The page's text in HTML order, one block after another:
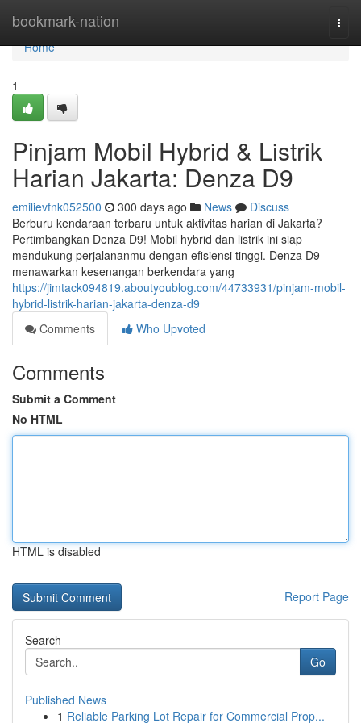
bookmark-nation
Home
Home
1
Pinjam Mobil Hybrid & Listrik
Harian Jakarta: Denza D9
emilievfnk052500 300 days ago News
Discuss
Berburu kendaraan terbaru untuk aktivitas harian di Jakarta?
Pertimbangkan Denza D9! Mobil hybrid dan listrik ini siap
mendukung perjalananmu dengan efisiensi tinggi. Denza D9
menawarkan kesenangan berkendara yang
https://jimtack094819.aboutyoublog.com/44733931/pinjam-mobil-
hybrid-listrik-harian-jakarta-denza-d9
Comments
Who Upvoted
Comments
Submit a Comment
No HTML
HTML is disabled
Report Page
Search
Go
Published News
1 Reliable Parking Lot Repair for Commercial Prop...